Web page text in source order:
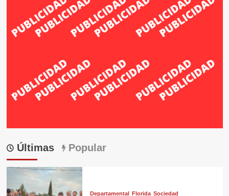
Últimas Popular
Departamental Florida Sociedad